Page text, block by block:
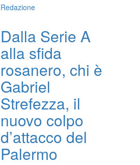
Redazione
Dalla Serie A
alla sfida
rosanero, chi è
Gabriel
Strefezza, il
nuovo colpo
d’attacco del
Palermo